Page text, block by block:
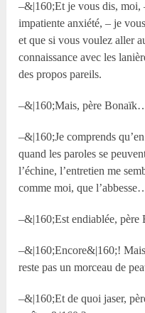
–&|160;Et je vous dis, moi,
impatiente anxiété, – je
et que si vous voulez aller
connaissance avec les
des propos pareils.
–&|160;Mais, père
–&|160;Je comprends
quand les paroles se
l’échine, l’entretien me
comme moi, que
–&|160;Est endiablée, père
–&|160;Encore&|160;!
reste pas un morceau de
–&|160;Et de quoi jaser,